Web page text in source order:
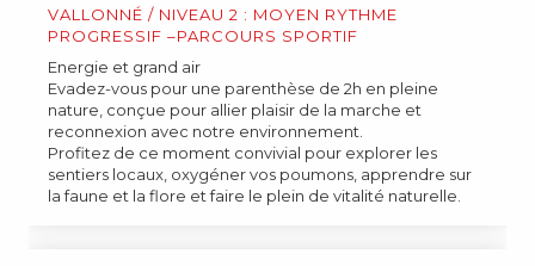
VALLONNÉ / NIVEAU 2 : MOYEN RYTHME
PROGRESSIF –PARCOURS SPORTIF
Energie et grand air
Evadez-vous pour une parenthèse de 2h en pleine
nature, conçue pour allier plaisir de la marche et
reconnexion avec notre environnement.
Profitez de ce moment convivial pour explorer les
sentiers locaux, oxygéner vos poumons, apprendre sur
la faune et la flore et faire le plein de vitalité naturelle.